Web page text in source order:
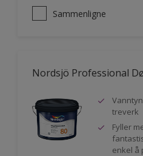
Sammenligne
Nordsjö Professional
treverk
Fyller
enkel å